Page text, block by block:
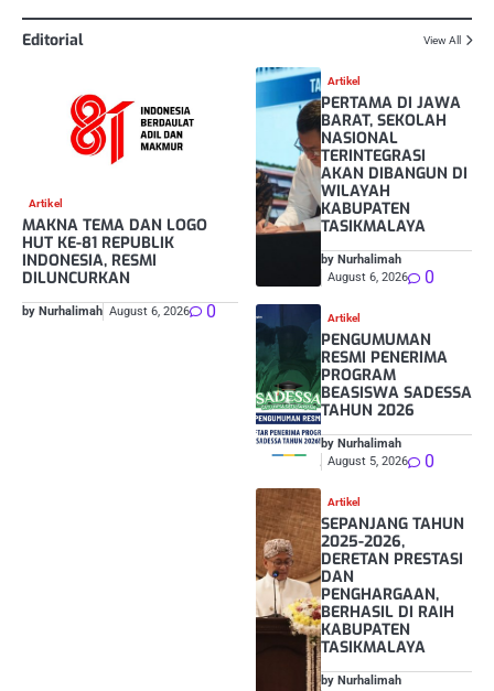
Editorial View All
Artikel
MAKNA TEMA DAN LOGO
HUT KE-81 REPUBLIK
INDONESIA, RESMI
DILUNCURKAN
by Nurhalimah August 6, 2026 0
Artikel
PERTAMA DI JAWA
BARAT, SEKOLAH
NASIONAL
TERINTEGRASI
AKAN DIBANGUN DI
WILAYAH
KABUPATEN
TASIKMALAYA
by Nurhalimah
August 6, 2026
0
Artikel
PENGUMUMAN
RESMI PENERIMA
PROGRAM
BEASISWA SADESSA
TAHUN 2026
by Nurhalimah
August 5, 2026
0
Artikel
SEPANJANG TAHUN
2025-2026,
DERETAN PRESTASI
DAN
PENGHARGAAN,
BERHASIL DI RAIH
KABUPATEN
TASIKMALAYA
by Nurhalimah